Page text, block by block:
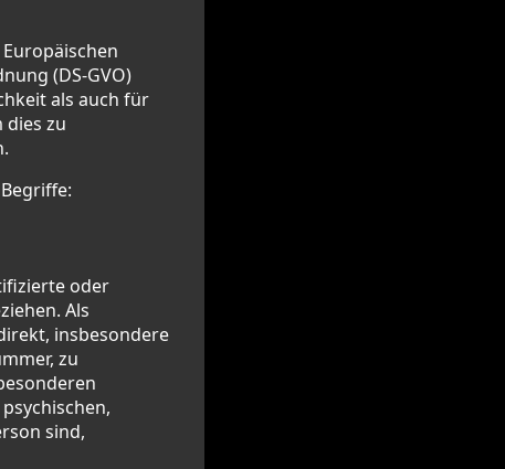
(DS-GVO)
als auch für
dies zu
oder
Als
insbesondere
zu
sind,